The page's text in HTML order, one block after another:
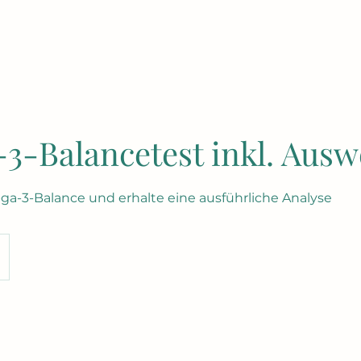
Balancetest inkl.
3-Balance und erhalte eine ausführliche Analyse